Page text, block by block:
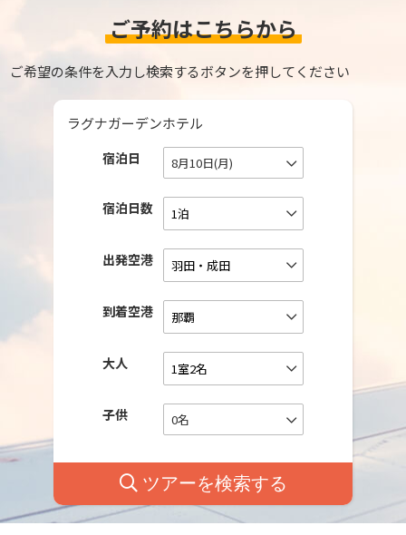
ご予約はこちらから
ご希望の条件を入力し検索するボタンを押してください
ラグナガーデンホテル
宿泊日 8月10日(月)
宿泊日数
出発空港
到着空港
大人
子供 0名